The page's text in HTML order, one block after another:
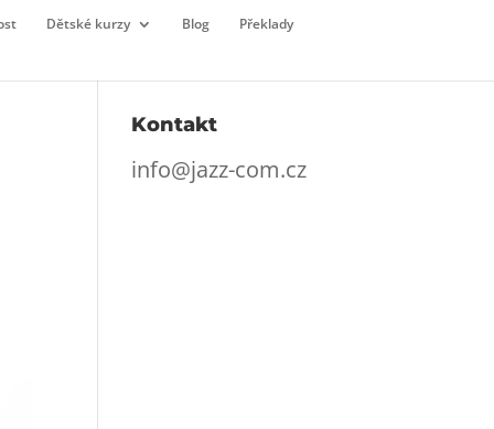
Dětské kurzy Blog Překlady
Kontakt
info@jazz-com.cz